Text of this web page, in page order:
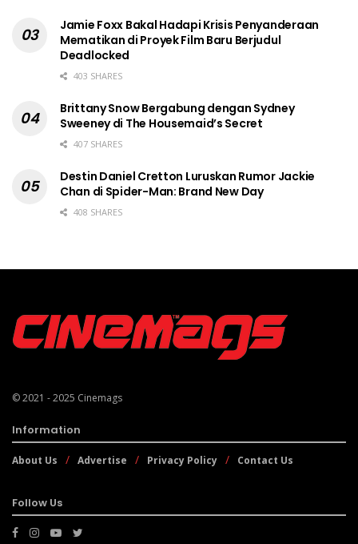
Jamie Foxx Bakal Hadapi Krisis Penyanderaan
Mematikan di Proyek Film Baru Berjudul
Deadlocked
403 SHARES
Brittany Snow Bergabung dengan Sydney
Sweeney di The Housemaid’s Secret
407 SHARES
Destin Daniel Cretton Luruskan Rumor Jackie
Chan di Spider-Man: Brand New Day
408 SHARES
© 2021 - 2025 Cinemags
Information
About Us Advertise Privacy Policy Contact Us
Follow Us